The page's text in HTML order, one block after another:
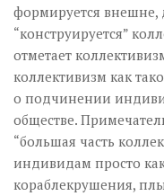
формируется внешне,
“конструируется”
отметает
коллективизм как
о подчинении
обществе.
“большая часть
индивидам просто
кораблекрушения,